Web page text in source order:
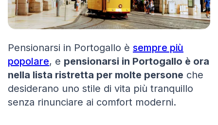
Pensionarsi in Portogallo è sempre più
popolare, e pensionarsi in Portogallo è ora
nella lista ristretta per molte persone che
desiderano uno stile di vita più tranquillo
senza rinunciare ai comfort moderni.